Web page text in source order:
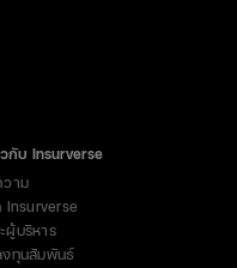
กับ Insurverse
าม
Insurverse
บริหาร
งทุนสัมพันธ์